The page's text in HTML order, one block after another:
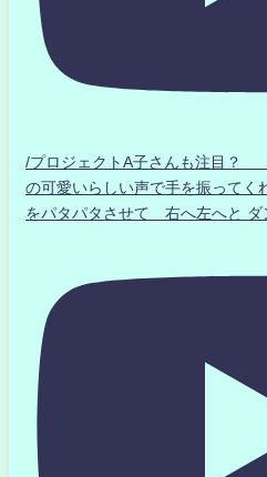
/プロジェクトA子さんも注目
の可愛いらしい声で手を振って
をパタパタさせて 右へ左へと ダ